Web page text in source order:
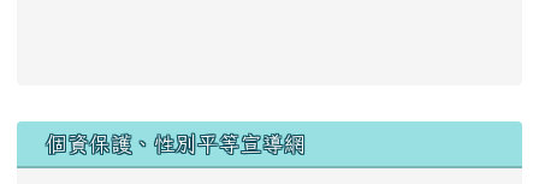
個資保護、性別平等宣導網